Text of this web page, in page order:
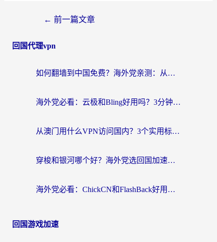
← 前一篇文章
回国代理vpn
如何翻墙到中国免费？海外党亲测：从踩坑到选对加速器的全攻略
海外党必看：云极和Bling好用吗？3分钟教你选对回国加速器
从澳门用什么VPN访问国内？3个实用标准帮你避开坑，无缝刷剧听歌
穿梭和银河哪个好？海外党选回国加速器的避坑指南，附番茄加速器实测体验
海外党必看：ChickCN和FlashBack好用吗？3招教你选对回国加速器（附云极、HomeCN、斧牛vs艾果对比）
回国游戏加速